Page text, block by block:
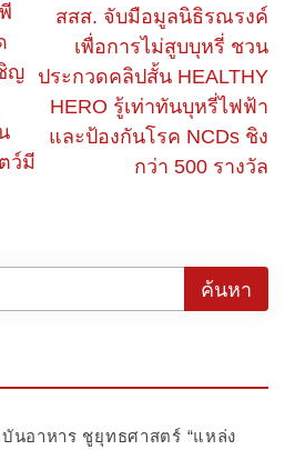
ญ
ว์มี
สสส. จับมือมูลนิธิรณรงค์
เพื่อการไม่สูบบุหรี่ ชวน
ประกวดคลิปสั้น HEALTHY
HERO รู้เท่าทันบุหรี่ไฟฟ้า
และป้องกันโรค NCDs ชิง
กว่า 500 รางวัล
นอาหาร ชูยุทธศาสตร์ “แหล่ง